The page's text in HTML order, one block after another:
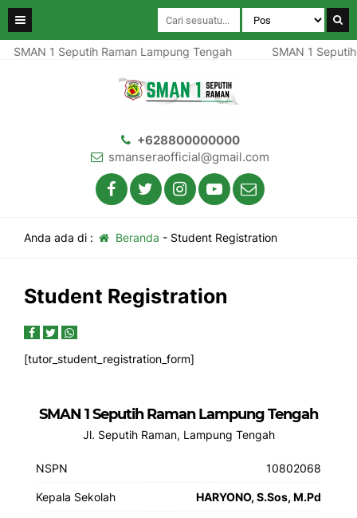
SMAN 1 Seputih Raman Lampung Tengah SMAN 1
+628800000000
smanseraofficial@gmail.com
Anda ada di : Beranda - Student Registration
Student Registration
[tutor_student_registration_form]
SMAN 1 Seputih Raman Lampung Tengah
Jl. Seputih Raman, Lampung Tengah
NSPN 10802068
Kepala Sekolah HARYONO, S.Sos, M.Pd